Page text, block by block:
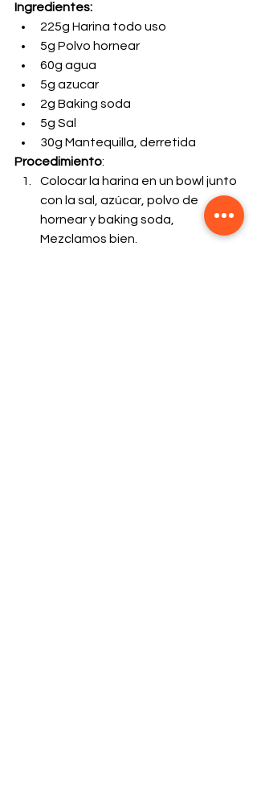
Ingredientes:
225g Harina todo uso
5g Polvo hornear
60g agua
5g azucar
2g Baking soda
5g Sal
30g Mantequilla, derretida
Procedimiento:
Colocar la harina en un bowl junto
con la sal, azúcar, polvo de
hornear y baking soda,
Mezclamos bien.